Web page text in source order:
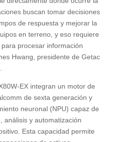
buscan tomar decisiones
de respuesta y mejorar la
en terreno, y eso requiere
procesar información
Hwang, presidente de Getac
EX integran un motor de
de sexta generación y
neuronal (NPU) capaz de
análisis y automatización
Esta capacidad permite